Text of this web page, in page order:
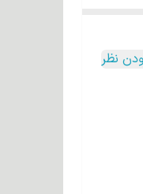
نظر